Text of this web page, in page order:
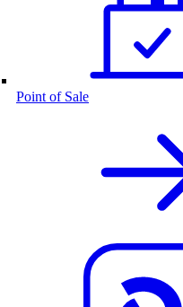
Point of Sale